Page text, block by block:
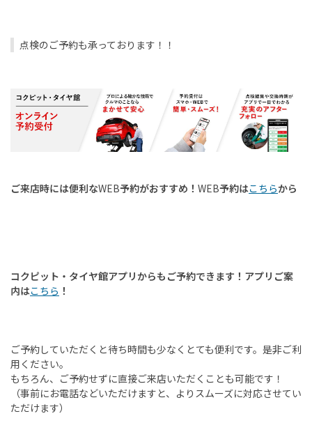
点検のご予約も承っております！！
ご来店時には便利なWEB予約がおすすめ！ WEB予約はこちらから
コクピット・タイヤ館アプリからもご予約できます！アプリご案
内はこちら ！
ご予約していただくと待ち時間も少なくとても便利です。是非ご利
用ください。
もちろん、ご予約せずに直接ご来店いただくことも可能です！
（事前にお電話などいただけますと、よりスムーズに対応させてい
ただけます）